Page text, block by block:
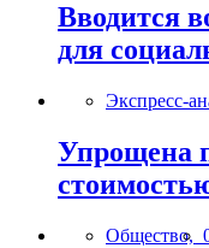
Вводится
для
Экспресс-
Упрощена
Общество,